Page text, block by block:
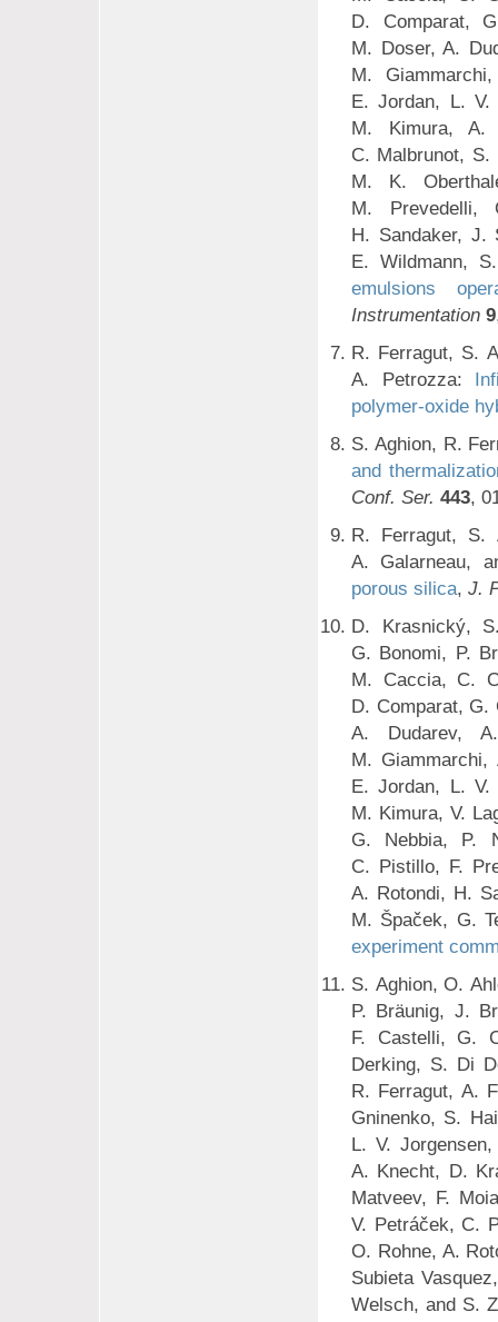
D. Comparat,
M. Doser, A.
M.
E. Jordan, L. V.
M. Kimura, A.
C. Malbrunot, S.
M. K.
M. Prevedelli,
H. Sandaker, J.
E. Wildmann,
emulsions
Instrumentation 9
R. Ferragut, S.
A. Petrozza:
polymer-oxide
S. Aghion, R.
and
Conf. Ser. 443,
R. Ferragut, S.
A. Galarneau,
porous silica, J.
D. Krasnický,
G. Bonomi, P.
M. Caccia, C.
D. Comparat,
A. Dudarev,
M.
E. Jordan, L. V.
M. Kimura, V.
G. Nebbia, P.
C. Pistillo, F.
A. Rotondi, H.
M. Špaček, G.
experiment
S. Aghion, O.
P. Bräunig, J.
F. Castelli, G.
Derking, S. Di
R. Ferragut, A.
Gninenko, S.
L. V.
A. Knecht, D.
Matveev, F.
V. Petráček, C.
O. Rohne, A.
Subieta
Welsch, and S.